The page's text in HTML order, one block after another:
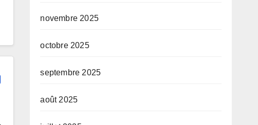
novembre 2025
octobre 2025
septembre 2025
août 2025